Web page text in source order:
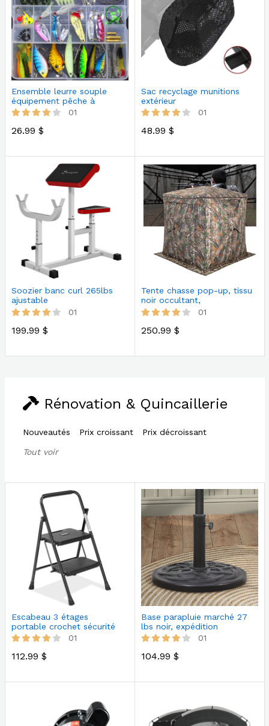
Ensemble leurre souple
équipement pêche à
paillettes
01
26.99 $
Sac recyclage munitions
extérieur
01
48.99 $
Soozier banc curl 265lbs
ajustable
01
199.99 $
Tente chasse pop-up, tissu
noir occultant,
imperméable
01
250.99 $
Rénovation & Quincaillerie
Nouveautés Prix croissant Prix décroissant
Tout voir
Escabeau 3 étages
portable crochet sécurité
01
112.99 $
Base parapluie marché 27
lbs noir, expédition
Walmart
01
104.99 $